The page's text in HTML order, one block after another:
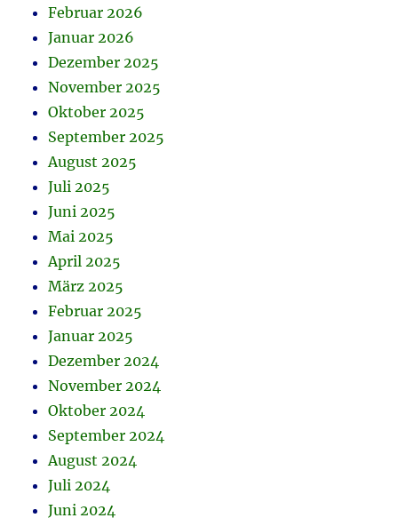
Februar 2026
Januar 2026
Dezember 2025
November 2025
Oktober 2025
September 2025
August 2025
Juli 2025
Juni 2025
Mai 2025
April 2025
März 2025
Februar 2025
Januar 2025
Dezember 2024
November 2024
Oktober 2024
September 2024
August 2024
Juli 2024
Juni 2024